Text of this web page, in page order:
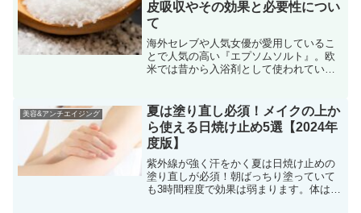
皮吸収やその効果と必要性につい
て
海外セレブや人気女優が愛用しているこ
とで人気の高い『エプソムソルト』。欧
米では昔から入浴剤として使われている
高くデトックス効果があったり、肌の角
質を除去し美肌効果もある...
美容&アンチエイジング
夏は塗り直し必須！メイクの上か
ら使える日焼け止め5選【2024年
度版】
紫外線が強く汗をかく夏は日焼け止めの
塗り直しが必須！朝ばっちり塗っていて
も3時間程度で効果は弱まります。体は塗